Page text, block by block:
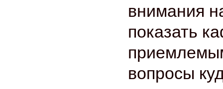
внимания
показать
вопросы